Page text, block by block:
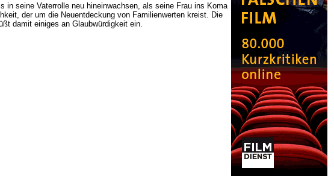
in seine Vaterrolle neu hineinwachsen, als seine Frau ins Koma
der um die Neuentdeckung von Familienwerten kreist. Die
damit einiges an Glaubwürdigkeit ein.